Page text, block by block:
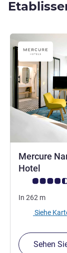
Mercure
Hotel
Note
In 262 m
Siehe
Sehen